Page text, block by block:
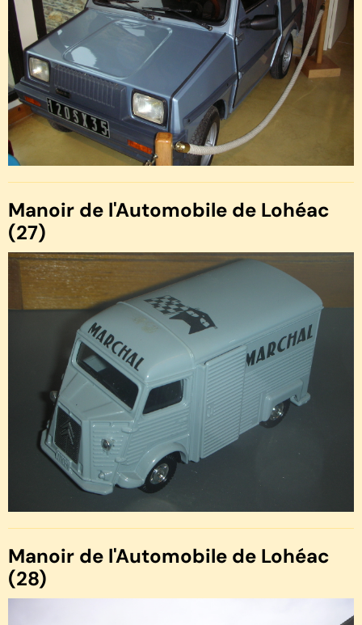
Manoir de l'Automobile de Lohéac
(27)
Manoir de l'Automobile de Lohéac
(28)